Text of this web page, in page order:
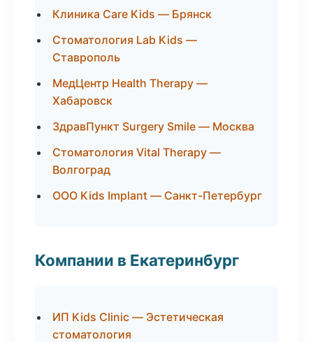
Клиника Care Kids — Брянск
Стоматология Lab Kids —
Ставрополь
МедЦентр Health Therapy —
Хабаровск
ЗдравПункт Surgery Smile — Москва
Стоматология Vital Therapy —
Волгоград
ООО Kids Implant — Санкт-Петербург
Компании в Екатеринбург
ИП Kids Clinic — Эстетическая
стоматология